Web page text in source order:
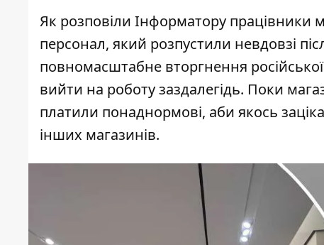
Як розповіли Інформатору працівники
персонал, який розпустили невдовзі
повномасштабне вторгнення
вийти на роботу заздалегідь. Поки
платили понаднормові, аби якось
інших магазинів.